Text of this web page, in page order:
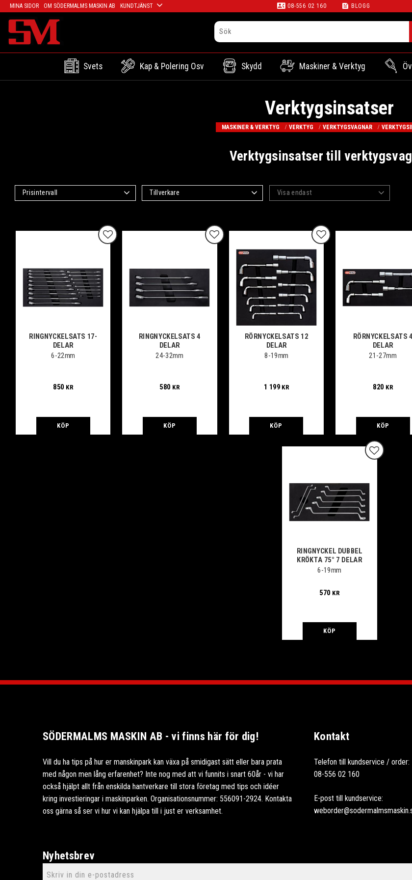
MINA SIDOR OM SÖDERMALMS MASKIN AB KUNDTJÄNST contact_phone 08-556 02 160 feed BLOGG
Svets Kap & Polering Osv Skydd Maskiner & Verktyg
Verktygsinsatser
MASKINER & VERKTYG VERKTYG VERKTYGSVAGNAR
Verktygsinsatser till
Prisintervall Tillverkare Visa endast
RINGNYCKELSATS 17-
DELAR
6-22mm
850 KR
Lägg till i favoriter
KÖP
RINGNYCKELSATS 4
DELAR
24-32mm
580 KR
Lägg till i favoriter
KÖP
RÖRNYCKELSATS 12
DELAR
8-19mm
1 199KR
Lägg till i favoriter
KÖP
RÖRNYCKELSATS 4
DELAR
21-27mm
820 KR
KÖP
RINGNYCKEL DUBBEL
KRÖKTA 75° 7 DELAR
6-19mm
570 KR
Lägg till i
KÖP
SÖDERMALMS MASKIN AB - vi finns här för dig!
Vill du ha tips på hur er manskinpark kan växa på smidigast sätt eller bara prata
med någon men lång erfarenhet? Inte nog med att vi funnits i snart 60år - vi har
också hjälpt allt från enskilda hantverkare till stora företag med tips och idéer
kring investieringar i maskinparken. Organisationsnummer: 556091-2924. Kontakta
oss gärna så ser vi hur vi kan hjälpa till i just er verksamhet.
Kontakt
Telefon till kundservice / order:
08-556 02 160
E-post till kundservice:
Nyhetsbrev